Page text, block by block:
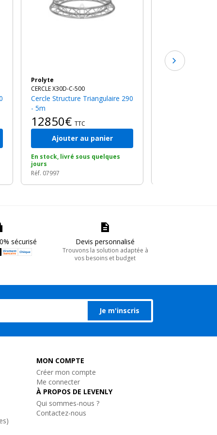
Prolyte
CERCLE X30D-C-500
Cercle Structure Triangulaire 290
- 5m
12850€ TTC
Ajouter au panier
En stock, livré sous quelques
jours
Réf. 07997
sécurisé Devis personnalisé
Trouvons la solution adaptée à
vos besoins et budget
Je m'inscris
MON COMPTE
Créer mon compte
Me connecter
À PROPOS DE LEVENLY
Qui sommes-nous ?
Contactez-nous